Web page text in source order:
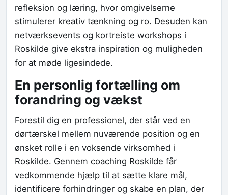
refleksion og læring, hvor omgivelserne
stimulerer kreativ tænkning og ro. Desuden kan
netværksevents og kortreiste workshops i
Roskilde give ekstra inspiration og muligheden
for at møde ligesindede.
En personlig fortælling om
forandring og vækst
Forestil dig en professionel, der står ved en
dørtærskel mellem nuværende position og en
ønsket rolle i en voksende virksomhed i
Roskilde. Gennem coaching Roskilde får
vedkommende hjælp til at sætte klare mål,
identificere forhindringer og skabe en plan, der